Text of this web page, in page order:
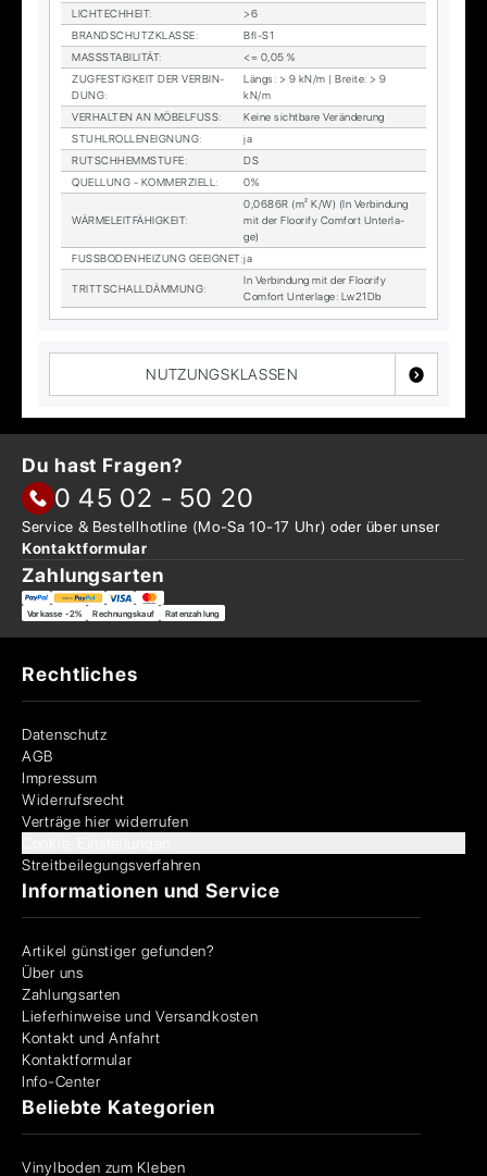
LICH­TECH­HEIT:
>6
BRAND­SCHUTZ­KLAS­SE:
Bfl-S1
MASS­STA­BI­LI­TÄT:
<= 0,05 %
ZUG­FES­TIG­KEIT DER VER­BIN­
DUNG:
Längs: > 9 kN/m | Brei­te: > 9
kN/m
VER­HAL­TEN AN MÖ­BEL­FUSS:
Kei­ne sicht­ba­re Ver­än­de­rung
STUHL­ROL­LEN­EIG­NUNG:
ja
RUTSCH­HEMM­STU­FE:
DS
QUEL­LUNG - KOM­MER­ZI­ELL: 0%
WÄR­ME­LEIT­FÄ­HIG­KEIT:
0,0686R (m² K/W) (In Ver­bin­dung
mit der Floo­ri­fy Com­fort Un­ter­la­
ge)
FUSS­BO­DEN­HEI­ZUNG GE­EIG­NET:ja
TRITT­SCHALL­DÄM­MUNG:
In Ver­bin­dung mit der Floo­ri­fy
Com­fort Un­ter­la­ge: Lw21Db
NUTZUNGSKLASSEN
Du hast Fragen?
0 45 02 - 50 20
Service & Bestellhotline (Mo-Sa 10-17 Uhr) oder überunser
Kontaktformular
Zahlungsarten
Vorkasse -2% Rechnungskauf Ratenzahlung
Rechtliches
Datenschutz
AGB
Impressum
Widerrufsrecht
Verträge hier widerrufen
Streitbeilegungsverfahren
Informationen und Service
Artikel günstiger gefunden?
Über uns
Zahlungsarten
Lieferhinweise und Versandkosten
Kontakt und Anfahrt
Kontaktformular
Info-Center
Beliebte Kategorien
Vinylboden zum Kleben